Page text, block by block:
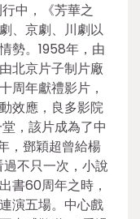
中，《芳華之
、京劇、川劇以
勢。1958年，由
北京片子制片廠
周年獻禮影片，
效應，良多影院
，該片成為了中
，鄧穎超曾給楊
不只一次，小說
書60周年之時，
演五場。中心戲